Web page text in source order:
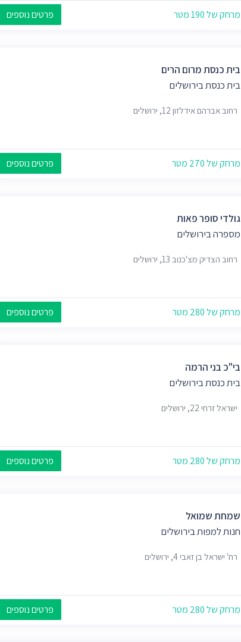
מרחק של 190 מטר פרטים נוספים
בית כנסת מרום הרים
בית כנסת בירושלים
רחוב אברהם אידלזון 12, ירושלים
מרחק של 270 מטר פרטים נוספים
גולדי סופר פאות
מספרה בירושלים
רחוב הצדיק מצ'כנוב 13, ירושלים
מרחק של 280 מטר פרטים נוספים
בי"כ בני הרמה
בית כנסת בירושלים
ישראל זרחי 22, ירושלים
מרחק של 280 מטר פרטים נוספים
שמחת שמואל
חנות למפות בירושלים
רח' ישראל בן זאבי 4, ירושלים
מרחק של 280 מטר פרטים נוספים